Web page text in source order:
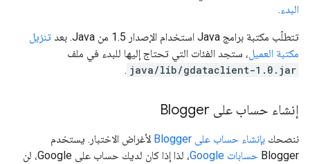
البدء.
تتطلّب مكتبة برامج Java استخدام الإصدار 1.5 من Java. بعد
تنزيل
مكتبة العميل، ستجد الفئات التي تحتاج إليها للبدء في ملف
java/lib/gdataclient-1.0.jar
.
إنشاء حساب على Blogger
ننصحك بإنشاء حساب على Blogger
لأغراض الاختبار. يستخدم
Blogger حسابات Google
، لذا إذا كان لديك حساب على Google، لن